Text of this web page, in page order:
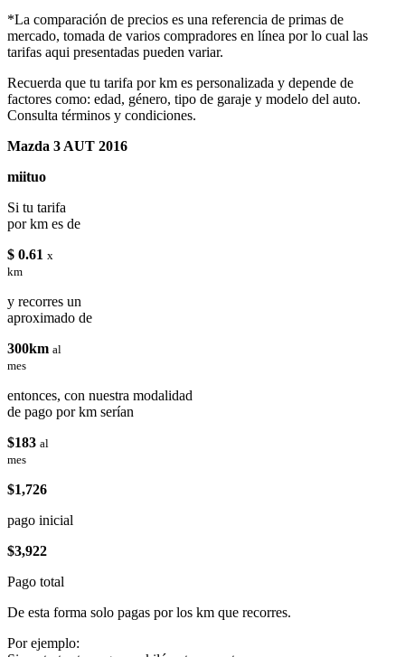
*La comparación de precios es una referencia de primas de
mercado, tomada de varios compradores en línea por lo cual las
tarifas aqui presentadas pueden variar.
Recuerda que tu tarifa por km es personalizada y depende de
factores como: edad, género, tipo de garaje y modelo del auto.
Consulta términos y condiciones.
Mazda 3 AUT 2016
miituo
Si tu tarifa
por km es de
$ 0.61 x
km
y recorres un
aproximado de
300km al
mes
entonces, con nuestra modalidad
de pago por km serían
$183 al
mes
$1,726
pago inicial
$3,922
Pago total
De esta forma solo pagas por los km que recorres.
Por ejemplo: